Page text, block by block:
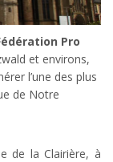
Pro
et environs,
l’une des plus
de Notre
de la Clairière, à